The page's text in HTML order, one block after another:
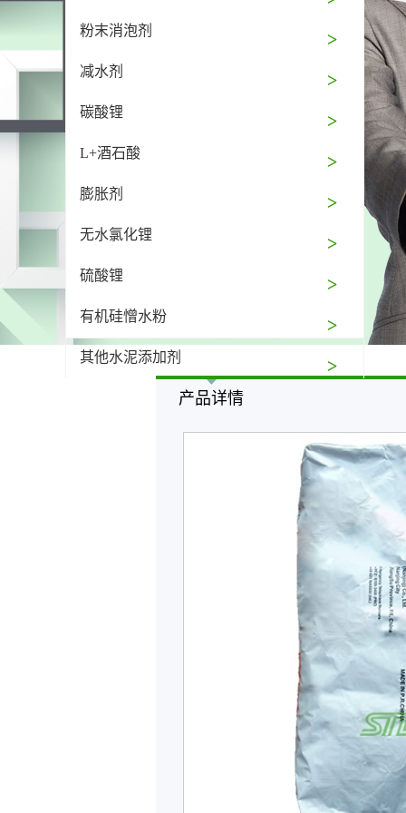
粉末消泡剂
减水剂
碳酸锂
L+酒石酸
膨胀剂
无水氯化锂
硫酸锂
有机硅憎水粉
其他水泥添加剂
产品详情